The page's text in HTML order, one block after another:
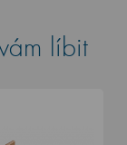
líbit